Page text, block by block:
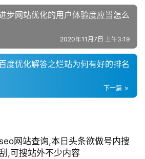
步网站优化的用户体验度应当怎么
2020年11月7日 上午3:19
度优化解答之烂站为何有好的排名
下一篇
seo网站查询,本日头条欲做号内搜
,可搜站外不少内容